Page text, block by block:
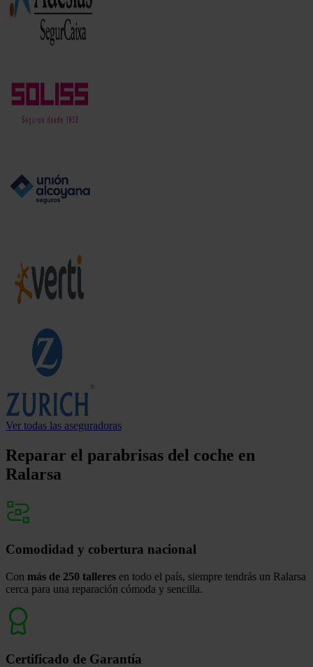
Ver todas las aseguradoras
Reparar el parabrisas del coche en
Ralarsa
Comodidad y cobertura nacional
Con más de 250 talleres en todo el país, siempre tendrás un Ralarsa
cerca para una reparación cómoda y sencilla.
Certificado de Garantía